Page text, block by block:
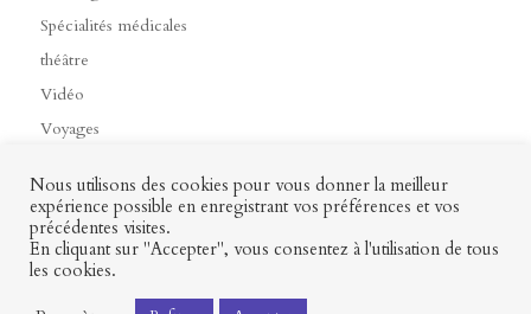
Spécialités médicales
théâtre
Vidéo
Voyages
Contact Mon profil
Nous utilisons des cookies pour vous donner la meilleur
expérience possible en enregistrant vos préférences et vos
précédentes visites.
En cliquant sur "Accepter", vous consentez à l'utilisation de tous
les cookies.